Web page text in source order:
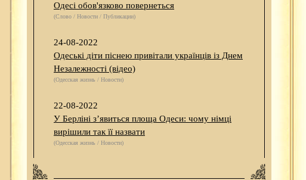
Одесі обов'язково повернеться
(Слово / Новости / Публикации)
24-08-2022
Одеські діти піснею привітали українців із Днем
Незалежності (відео)
(Одесская жизнь / Новости)
22-08-2022
У Берліні з’явиться площа Одеси: чому німці
вирішили так її назвати
(Одесская жизнь / Новости)